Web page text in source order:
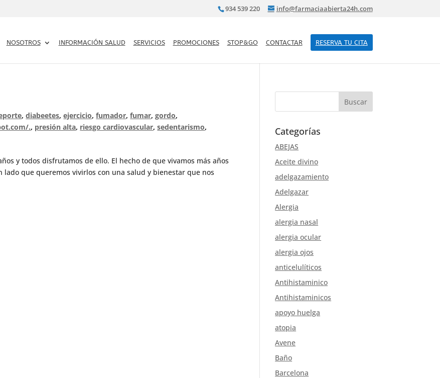
934 539 220 info@farmaciaabierta24h.com
NOSOTROS INFORMACIÓN SALUD SERVICIOS PROMOCIONES STOP&GO CONTACTAR RESERVA TU CITA
,diabeetes,ejercicio,fumador,fumar,gordo,
., presión alta, riesgo cardiovascular,sedentarismo,
y todos disfrutamos de ello. El hecho de que vivamos más años
que queremos vivirlos con una salud y bienestar que nos
Categorías
ABEJAS
Aceite divino
adelgazamiento
Adelgazar
Alergia
alergia nasal
alergia ocular
alergia ojos
anticelulíticos
Antihistaminico
Antihistaminicos
apoyo huelga
atopia
Avene
Baño
Barcelona